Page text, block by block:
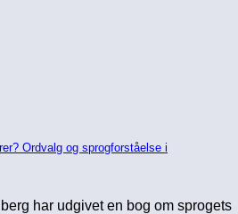
Ordvalg og sprogforståelse i
har udgivet en bog om sprogets